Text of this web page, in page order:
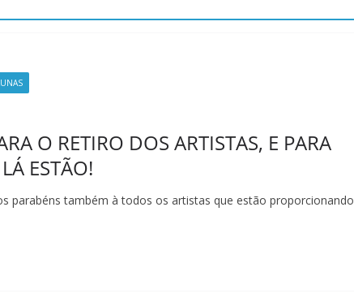
O RETIRO DOS ARTISTAS, E PARA
ESTÃO!
parabéns também à todos os artistas que estão proporcionando